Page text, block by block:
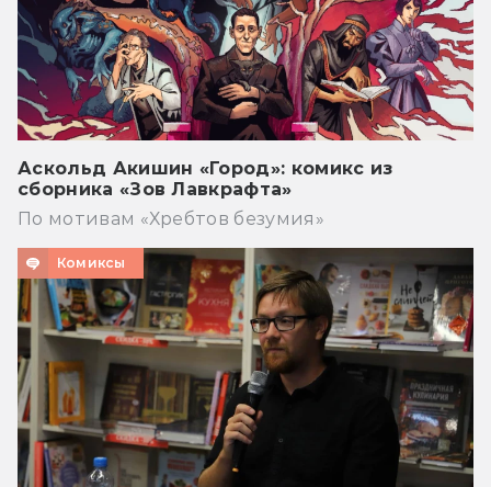
Аскольд Акишин «Город»: комикс из
сборника «Зов Лавкрафта»
По мотивам «Хребтов безумия»
Комиксы